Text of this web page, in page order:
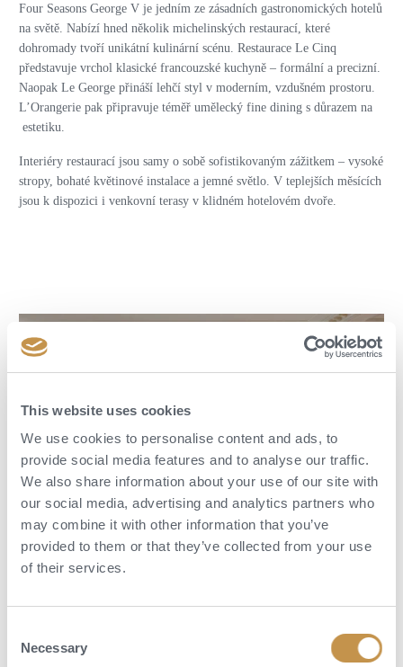
This website uses cookies
We use cookies to personalise content and ads, to
provide social media features and to analyse our traffic.
We also share information about your use of our site with
our social media, advertising and analytics partners who
may combine it with other information that you’ve
provided to them or that they’ve collected from your use
of their services.
Selection
Necessary
Four Seasons George V je jedním ze zásadních gastronomických hotelů
na světě. Nabízí hned několik michelinských restaurací, které
dohromady tvoří unikátní kulinární scénu. Restaurace Le Cinq
představuje vrchol klasické francouzské kuchyně – formální a precizní.
Naopak Le George přináší lehčí styl v moderním, vzdušném prostoru.
L’Orangerie pak připravuje téměř umělecký fine dining s důrazem na
estetiku.
Interiéry restaurací jsou samy o sobě sofistikovaným zážitkem – vysoké
stropy, bohaté květinové instalace a jemné světlo. V teplejších měsících
jsou k dispozici i venkovní terasy v klidném hotelovém dvoře.
Aktivity
služby na míru. Je příjemným místem pro relax po dni stráveném v
ulicích Paříže, můžete se tu nechat jen hýčkat.